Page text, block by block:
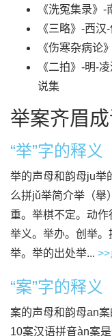
《洗冤集录》
《三略》-西
《伤寒杂病论
《二拍》-明-
说集
举案齐眉
“举”字的释义
举的声母和韵母ju举
么拼jǔ举简介举（舉
重。举棋不定。动作
举义。举办。创举
举。举的出处举...
“案”字的释义
案的声母和韵母an
10案汉语拼音àn案